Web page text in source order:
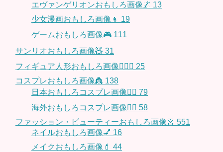
エヴァンゲリオンおもしろ画像🌌 13
少女漫画おもしろ画像👧 19
ゲームおもしろ画像🎮 111
サンリオおもしろ画像🧸 31
フィギュア人形おもしろ画像🧍🏼‍♂️ 25
コスプレおもしろ画像👸 138
日本おもしろコスプレ画像🧝‍♀️ 79
海外おもしろコスプレ画像🧝‍♂️ 58
ファッション・ビューティーおもしろ画像👗 551
ネイルおもしろ画像💅 16
メイクおもしろ画像💄 44